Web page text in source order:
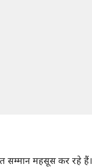
सम्मान महसूस कर रहे हैं।